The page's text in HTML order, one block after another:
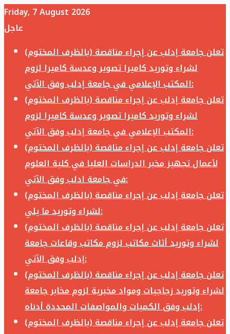
Friday, 7 August 2026
عاجل
تعلن جامعة إدلب عن إجراء مناقصة (بالظرف المختوم)
لشراء وتوريد كاميرا تصوير وعدسة كاميرا لزوم
المكتب الإعلامي في جامعة إدلب وفق الآتي:
تعلن جامعة إدلب عن إجراء مناقصة (بالظرف المختوم)
لشراء وتوريد كاميرا تصوير وعدسة كاميرا لزوم
المكتب الإعلامي في جامعة إدلب وفق الآتي:
تعلن جامعة إدلب عن إجراء مناقصة (بالظرف المختوم)
لأعمال تجهيز مخبر الدراسات العليا في كلية العلوم
في جامعة ادلب وفق الآتي:
تعلن جامعة إدلب عن إجراء مناقصة (بالظرف المختوم)
لشراء وتوريد ما يلي:
تعلن جامعة إدلب عن إجراء مناقصة (بالظرف المختوم)
لشراء وتوريد أثاث مكاتب لزوم مكاتب وقاعات جامعة
إدلب وفق الآتي:
تعلن جامعة إدلب عن إجراء مناقصة (بالظرف المختوم)
لشراء وتوريد زجاجيات ومواد مخبرية لزوم مخابر جامعة
إدلب وفق الكميات والمواصفات المحددة أدناه:
تعلن جامعة إدلب عن إجراء مناقصة (بالظرف المختوم)